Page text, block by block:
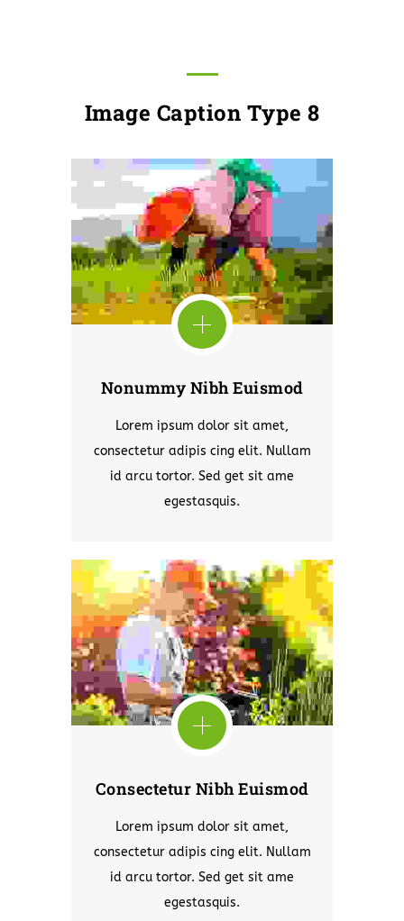
Image Caption Type 8
Nonummy Nibh Euismod
Lorem ipsum dolor sit amet,
consectetur adipis cing elit. Nullam
id arcu tortor. Sed get sit ame
egestasquis.
Consectetur Nibh Euismod
Lorem ipsum dolor sit amet,
consectetur adipis cing elit. Nullam
id arcu tortor. Sed get sit ame
egestasquis.